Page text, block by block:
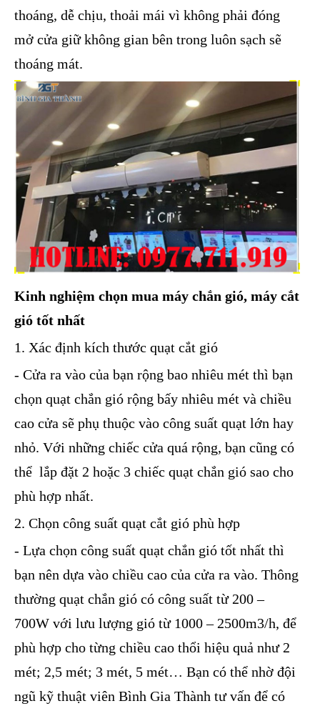
thoáng, dễ chịu, thoải mái vì không phải đóng
mở cửa giữ không gian bên trong luôn sạch sẽ
thoáng mát.
Kinh nghiệm chọn mua máy chắn gió, máy cắt
gió tốt nhất
1. Xác định kích thước quạt cắt gió
- Cửa ra vào của bạn rộng bao nhiêu mét thì bạn
chọn quạt chắn gió rộng bấy nhiêu mét và chiều
cao cửa sẽ phụ thuộc vào công suất quạt lớn hay
nhỏ. Với những chiếc cửa quá rộng, bạn cũng có
thể lắp đặt 2 hoặc 3 chiếc quạt chắn gió sao cho
phù hợp nhất.
2. Chọn công suất quạt cắt gió phù hợp
- Lựa chọn công suất quạt chắn gió tốt nhất thì
bạn nên dựa vào chiều cao của cửa ra vào. Thông
thường quạt chắn gió có công suất từ 200 –
700W với lưu lượng gió từ 1000 – 2500m3/h, để
phù hợp cho từng chiều cao thổi hiệu quả như 2
mét; 2,5 mét; 3 mét, 5 mét… Bạn có thể nhờ đội
ngũ kỹ thuật viên Bình Gia Thành tư vấn để có